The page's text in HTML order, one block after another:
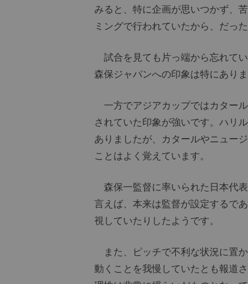
みると、特に企画が思いつかず、
ミングで行われていたから、だった
試合を見ても片っ端から忘れて
森保ジャパンへの印象は特にありま
一方でアジアカップではカター
されていた印象が強いです。ハリ
ありましたが、カタールやニュー
ことはよく覚えています。
森保一監督に率いられた日本代
言えば、本来は監督が設定するで
視していたりしたようです。
また、ピッチで不利な状況に置
動くことを我慢していたとも報道